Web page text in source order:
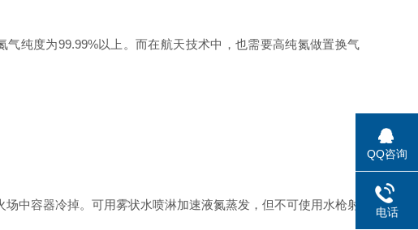
纯度为99.99%以上。而在航天技术中，也需要高纯氮做置换气
容器冷掉。可用雾状水喷淋加速液氮蒸发，但不可使用水枪射
QQ咨询
电话